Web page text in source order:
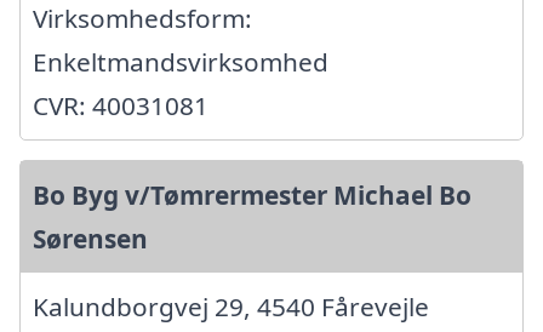
Virksomhedsform:
Enkeltmandsvirksomhed
CVR: 40031081
Bo Byg v/Tømrermester Michael Bo
Sørensen
Kalundborgvej 29, 4540 Fårevejle